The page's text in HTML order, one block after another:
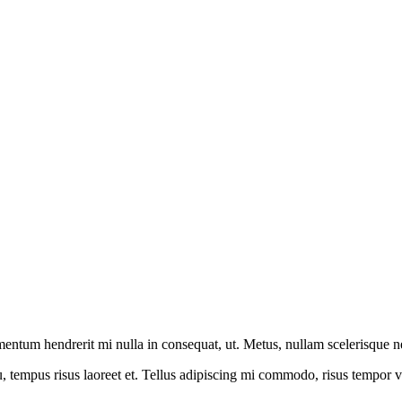
hendrerit mi nulla in consequat, ut. Metus, nullam
risus laoreet et. Tellus adipiscing mi commodo, risus